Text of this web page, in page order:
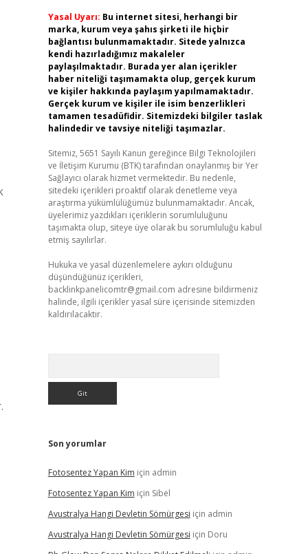
Yasal Uyarı: Bu internet sitesi, herhangi bir
marka, kurum veya şahıs şirketi ile hiçbir
bağlantısı bulunmamaktadır. Sitede yalnızca
kendi hazırladığımız makaleler
paylaşılmaktadır. Burada yer alan içerikler
haber niteliği taşımamakta olup, gerçek kurum
ve kişiler hakkında paylaşım yapılmamaktadır.
Gerçek kurum ve kişiler ile isim benzerlikleri
tamamen tesadüfidir. Sitemizdeki bilgiler taslak
halindedir ve tavsiye niteliği taşımazlar.
Sitemiz, 5651 Sayılı Kanun gereğince Bilgi Teknolojileri
ve İletişim Kurumu (BTK) tarafından onaylanmış bir Yer
Sağlayıcı olarak hizmet vermektedir. Bu nedenle,
sitedeki içerikleri proaktif olarak denetleme veya
araştırma yükümlülüğümüz bulunmamaktadır. Ancak,
üyelerimiz yazdıkları içeriklerin sorumluluğunu
taşımakta olup, siteye üye olarak bu sorumluluğu kabul
etmiş sayılırlar.
Hukuka ve yasal düzenlemelere aykırı olduğunu
düşündüğünüz içerikleri,
backlinkpanelicomtr@gmail.com adresine bildirmeniz
halinde, ilgili içerikler yasal süre içerisinde sitemizden
kaldırılacaktır.
Son yorumlar
Fotosentez Yapan Kim için admin
Fotosentez Yapan Kim için Sibel
Avustralya Hangi Devletin Sömürgesi için admin
Avustralya Hangi Devletin Sömürgesi için Doru